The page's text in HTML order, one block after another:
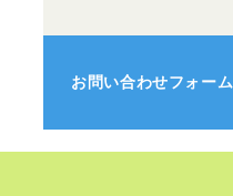
お問い合わせフォーム